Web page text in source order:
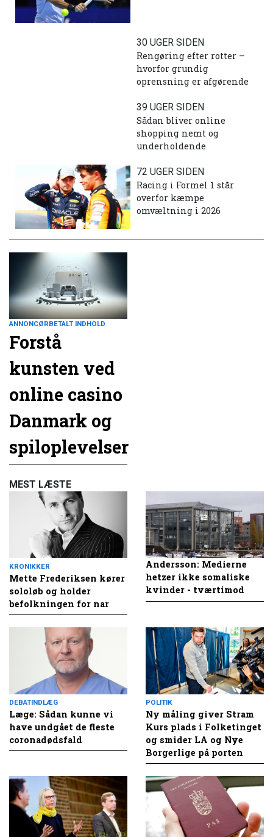
30 UGER SIDEN
Rengøring efter rotter –
hvorfor grundig
oprensning er afgørende
39 UGER SIDEN
Sådan bliver online
shopping nemt og
underholdende
72 UGER SIDEN
Racing i Formel 1 står
overfor kæmpe
omvæltning i 2026
ANNONCØRBETALT INDHOLD
Forstå
kunsten ved
online casino
Danmark og
spiloplevelser
MEST LÆSTE
KRONIKKER
Mette Frederiksen kører
sololøb og holder
befolkningen for nar
Andersson: Medierne
hetzer ikke somaliske
kvinder - tværtimod
DEBATINDLÆG
Læge: Sådan kunne vi
have undgået de fleste
coronadødsfald
POLITIK
Ny måling giver Stram
Kurs plads i Folketinget
og smider LA og Nye
Borgerlige på porten